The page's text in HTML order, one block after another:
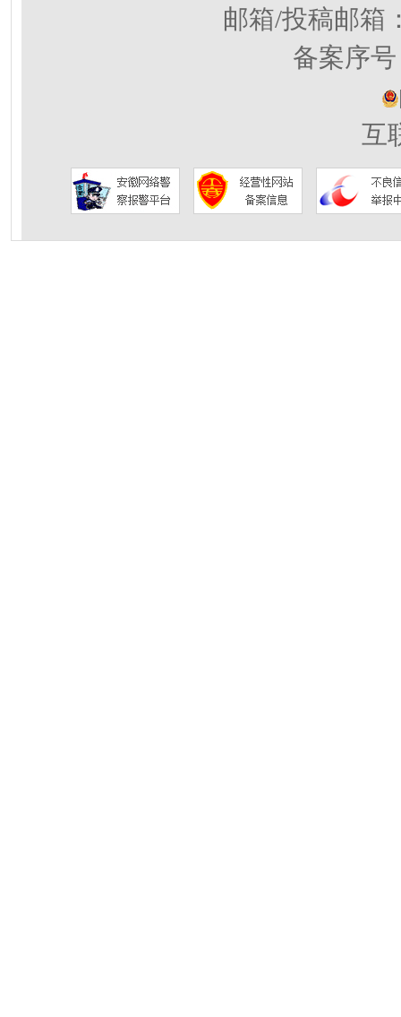
邮箱/投稿邮箱
备案序
互